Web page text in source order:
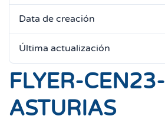
Data de creación
Última actualización
FLYER-CEN23-
ASTURIAS